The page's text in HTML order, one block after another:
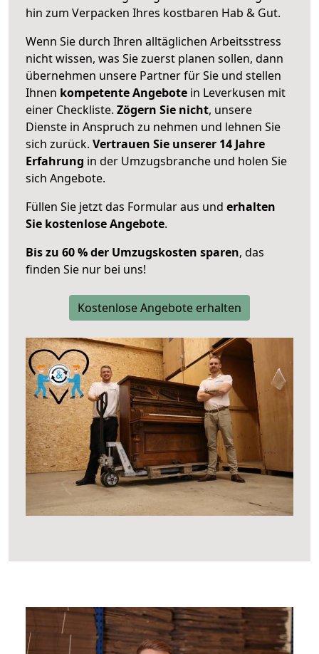
hin zum Verpacken Ihres kostbaren Hab & Gut.
Wenn Sie durch Ihren alltäglichen Arbeitsstress
nicht wissen, was Sie zuerst planen sollen, dann
übernehmen unsere Partner für Sie und stellen
Ihnen kompetente Angebote in Leverkusen mit
einer Checkliste. Zögern Sie nicht, unsere
Dienste in Anspruch zu nehmen und lehnen Sie
sich zurück. Vertrauen Sie unserer 14 Jahre
Erfahrung in der Umzugsbranche und holen Sie
sich Angebote.
Füllen Sie jetzt das Formular aus und erhalten
Sie kostenlose Angebote.
Bis zu 60 % der Umzugskosten sparen, das
finden Sie nur bei uns!
Kostenlose Angebote erhalten